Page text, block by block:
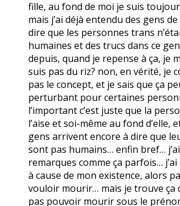
fille, au fond de moi je suis
mais j’ai déjà entendu des gens
dire que les personnes trans
humaines et des trucs dans ce
depuis, quand je repense à ça, je
suis pas du riz? non, en vérité, je
pas le concept, et je sais que ça
perturbant pour certaines
l’important c’est juste que la
l’aise et soi-même au fond d’elle,
gens arrivent encore à dire que
sont pas humains… enfin bref…
remarques comme ça parfois…
à cause de mon existence, alors
vouloir mourir… mais je trouve ça
pas pouvoir mourir sous le